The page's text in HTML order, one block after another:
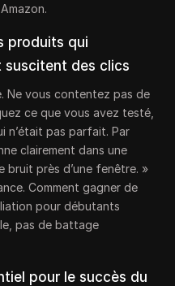
produits qui
des clics
Ne vous contentez pas de
ce que vous avez testé,
n’était pas parfait. Par
clairement dans une
bruit près d’une fenêtre. »
Comment gagner de
pour débutants
pas de battage
pour le succès du